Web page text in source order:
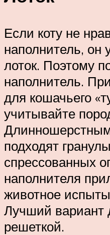
Если коту не
наполнитель, он
лоток. Поэтому
наполнитель.
для кошачьего
учитывайте
подходят
спрессованных
наполнителя
животное
Лучший вариант
решеткой.